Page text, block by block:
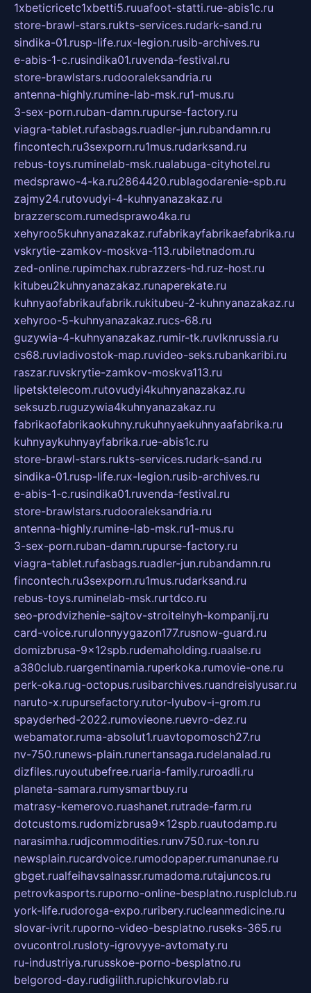
1xbeticricetc1xbetti5.ruuafoot-statti.rue-abis1c.ru
store-brawl-stars.rukts-services.rudark-sand.ru
sindika-01.rusp-life.rux-legion.rusib-archives.ru
e-abis-1-c.rusindika01.ruvenda-festival.ru
store-brawlstars.rudooraleksandria.ru
antenna-highly.rumine-lab-msk.ru1-mus.ru
3-sex-porn.ruban-damn.rupurse-factory.ru
viagra-tablet.rufasbags.ruadler-jun.rubandamn.ru
fincontech.ru3sexporn.ru1mus.rudarksand.ru
rebus-toys.ruminelab-msk.rualabuga-cityhotel.ru
medsprawo-4-ka.ru2864420.rublagodarenie-spb.ru
zajmy24.rutovudyi-4-kuhnyanazakaz.ru
brazzerscom.rumedsprawo4ka.ru
xehyroo5kuhnyanazakaz.rufabrikayfabrikaefabrika.ru
vskrytie-zamkov-moskva-113.rubiletnadom.ru
zed-online.rupimchax.rubrazzers-hd.ruz-host.ru
kitubeu2kuhnyanazakaz.runaperekate.ru
kuhnyaofabrikaufabrik.rukitubeu-2-kuhnyanazakaz.ru
xehyroo-5-kuhnyanazakaz.rucs-68.ru
guzywia-4-kuhnyanazakaz.rumir-tk.ruvlknrussia.ru
cs68.ruvladivostok-map.ruvideo-seks.rubankaribi.ru
raszar.ruvskrytie-zamkov-moskva113.ru
lipetsktelecom.rutovudyi4kuhnyanazakaz.ru
seksuzb.ruguzywia4kuhnyanazakaz.ru
fabrikaofabrikaokuhny.rukuhnyaekuhnyaafabrika.ru
kuhnyaykuhnyayfabrika.rue-abis1c.ru
store-brawl-stars.rukts-services.rudark-sand.ru
sindika-01.rusp-life.rux-legion.rusib-archives.ru
e-abis-1-c.rusindika01.ruvenda-festival.ru
store-brawlstars.rudooraleksandria.ru
antenna-highly.rumine-lab-msk.ru1-mus.ru
3-sex-porn.ruban-damn.rupurse-factory.ru
viagra-tablet.rufasbags.ruadler-jun.rubandamn.ru
fincontech.ru3sexporn.ru1mus.rudarksand.ru
rebus-toys.ruminelab-msk.rurtdco.ru
seo-prodvizhenie-sajtov-stroitelnyh-kompanij.ru
card-voice.rurulonnyygazon177.rusnow-guard.ru
domizbrusa-9x12spb.rudemaholding.ruaalse.ru
a380club.ruargentinamia.ruperkoka.rumovie-one.ru
perk-oka.rug-octopus.rusibarchives.ruandreislyusar.ru
naruto-x.rupursefactory.rutor-lyubov-i-grom.ru
spayderhed-2022.rumovieone.ruevro-dez.ru
webamator.ruma-absolut1.ruavtopomosch27.ru
nv-750.runews-plain.runertansaga.rudelanalad.ru
dizfiles.ruyoutubefree.ruaria-family.ruroadli.ru
planeta-samara.rumysmartbuy.ru
matrasy-kemerovo.ruashanet.rutrade-farm.ru
dotcustoms.rudomizbrusa9x12spb.ruautodamp.ru
narasimha.rudjcommodities.runv750.rux-ton.ru
newsplain.rucardvoice.rumodopaper.rumanunae.ru
gbget.rualfeihavsalnassr.rumadoma.rutajuncos.ru
petrovkasports.ruporno-online-besplatno.rusplclub.ru
york-life.rudoroga-expo.ruribery.rucleanmedicine.ru
slovar-ivrit.ruporno-video-besplatno.ruseks-365.ru
ovucontrol.rusloty-igrovyye-avtomaty.ru
ru-industriya.rurusskoe-porno-besplatno.ru
belgorod-day.rudigilith.rupichkurovlab.ru